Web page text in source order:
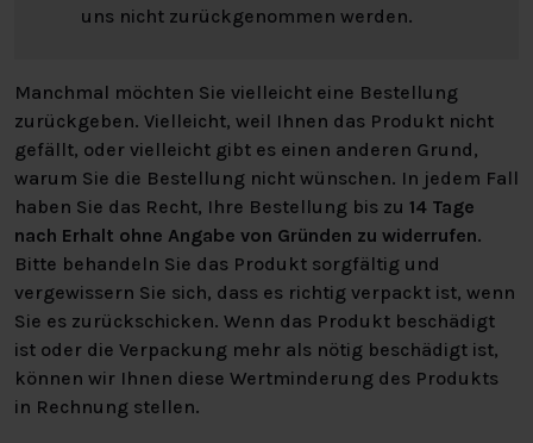
uns nicht zurückgenommen werden.
Manchmal möchten Sie vielleicht eine Bestellung
zurückgeben. Vielleicht, weil Ihnen das Produkt nicht
gefällt, oder vielleicht gibt es einen anderen Grund,
warum Sie die Bestellung nicht wünschen. In jedem Fall
haben Sie das Recht, Ihre Bestellung bis zu 14 Tage
nach Erhalt ohne Angabe von Gründen zu widerrufen.
Bitte behandeln Sie das Produkt sorgfältig und
vergewissern Sie sich, dass es richtig verpackt ist, wenn
Sie es zurückschicken. Wenn das Produkt beschädigt
ist oder die Verpackung mehr als nötig beschädigt ist,
können wir Ihnen diese Wertminderung des Produkts
in Rechnung stellen.